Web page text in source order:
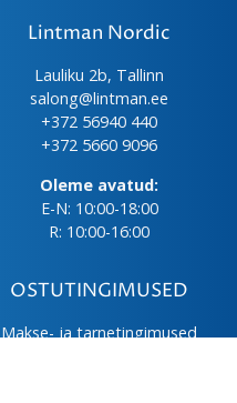
Lintman Nordic
Lauliku 2b, Tallinn
salong@lintman.ee
+372 56940 440
+372 5660 9096
Oleme avatud:
E-N: 10:00-18:00
R: 10:00-16:00
OSTUTINGIMUSED
Makse- ja tarnetingimused